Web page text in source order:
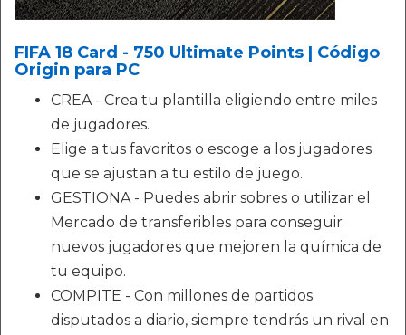
FIFA 18 Card - 750 Ultimate Points | Código
Origin para PC
CREA - Crea tu plantilla eligiendo entre miles
de jugadores.
Elige a tus favoritos o escoge a los jugadores
que se ajustan a tu estilo de juego.
GESTIONA - Puedes abrir sobres o utilizar el
Mercado de transferibles para conseguir
nuevos jugadores que mejoren la química de
tu equipo.
COMPITE - Con millones de partidos
disputados a diario, siempre tendrás un rival en